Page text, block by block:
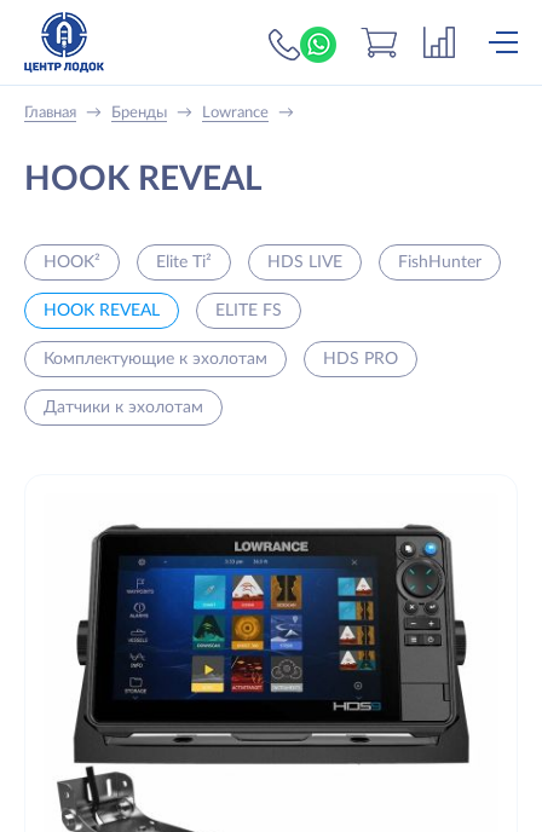
+7 (919) 698-56-
Главная → Бренды → Lowrance →
HOOK REVEAL
HOOK² Elite Ti² HDS LIVE FishHunter
HOOK REVEAL ELITE FS
Комплектующие к эхолотам HDS PRO
Датчики к эхолотам